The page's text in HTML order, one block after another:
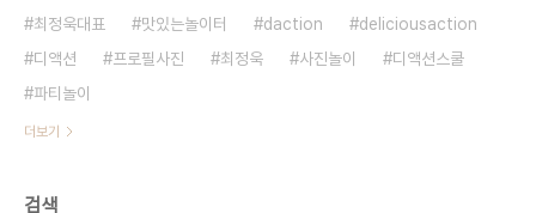
최정욱대표
맛있는놀이터 daction
deliciousaction
디액션
프로필사진 최정욱 사진놀이
디액션스쿨
파티놀이
더보기
검색